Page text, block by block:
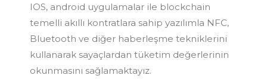
IOS, android uygulamalar ile blockchain
temelli akıllı kontratlara sahip yazılımla NFC,
Bluetooth ve diğer haberleşme tekniklerini
kullanarak sayaçlardan tüketim değerlerinin
okunmasını sağlamaktayız.